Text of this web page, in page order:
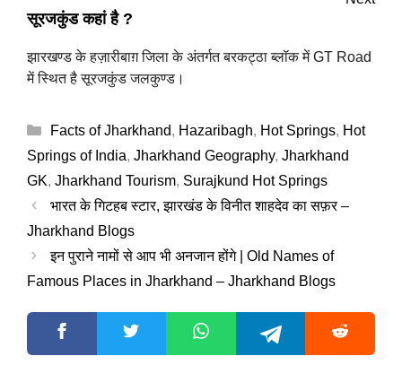
सूरजकुंड कहां है ?
झारखण्ड के हज़ारीबाग़ जिला के अंतर्गत बरकट्ठा ब्लॉक में GT Road
में स्थित है सूरजकुंड जलकुण्ड।
Categories
Facts of Jharkhand, Hazaribagh, Hot Springs, Hot
Springs of India, Jharkhand Geography, Jharkhand
GK, Jharkhand Tourism, Surajkund Hot Springs
भारत के गिटहब स्टार, झारखंड के विनीत शाहदेव का सफ़र –
Jharkhand Blogs
इन पुराने नामों से आप भी अनजान होंगे | Old Names of
Famous Places in Jharkhand – Jharkhand Blogs